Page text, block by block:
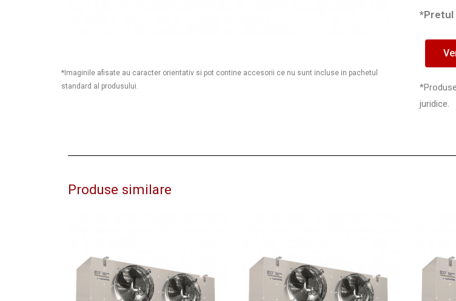
*Imaginile afisate au caracter orientativ si pot contine accesorii ce nu sunt incluse in pachetul
standard al produsului.
*Pretul
juridice.
Produse similare